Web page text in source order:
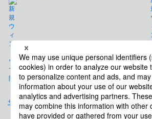
免責事項
サイトマップ